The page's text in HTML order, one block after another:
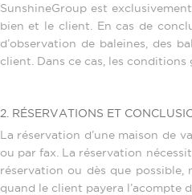
SunshineGroup est
bien et le client. En cas de
d’observation de baleines, des
client. Dans ce cas, les conditions
2. RÉSERVATIONS ET
La réservation d’une maison de
ou par fax. La réservation
réservation ou dès que
quand le client payera l’acompte